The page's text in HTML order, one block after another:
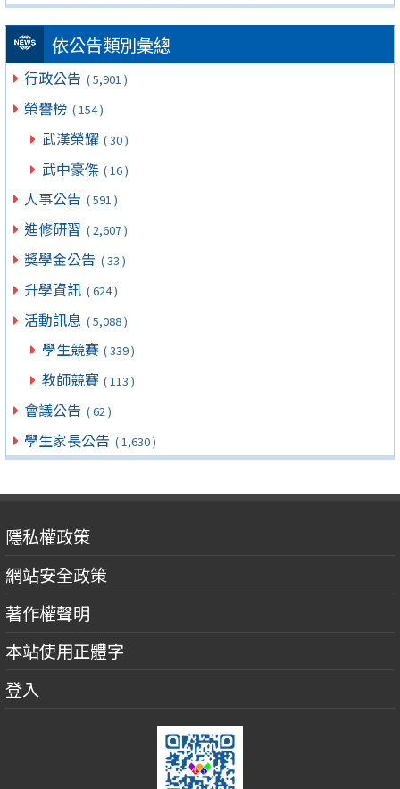
依公告類別彙總
行政公告 ( 5,901 )
榮譽榜 ( 154 )
武漢榮耀 ( 30 )
武中豪傑 ( 16 )
人事公告 ( 591 )
進修研習 ( 2,607 )
獎學金公告 ( 33 )
升學資訊 ( 624 )
活動訊息 ( 5,088 )
學生競賽 ( 339 )
教師競賽 ( 113 )
會議公告 ( 62 )
學生家長公告 ( 1,630 )
隱私權政策
網站安全政策
著作權聲明
本站使用正體字
登入